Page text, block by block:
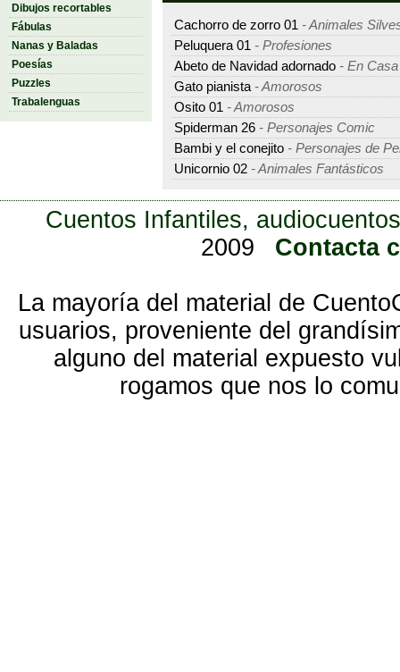
Dibujos recortables
Fábulas
Nanas y Baladas
Poesías
Puzzles
Trabalenguas
Cachorro de zorro 01 - Animales
Peluquera 01 - Profesiones
Abeto de Navidad adornado - En Casa
Gato pianista - Amorosos
Osito 01 - Amorosos
Spiderman 26 - Personajes Comic
Bambi y el conejito - Personajes de
Unicornio 02 - Animales Fantásticos
Cuentos Infantiles,
2009
Contacta
La mayoría del material de
usuarios, proveniente del
alguno del material expuesto
rogamos que nos lo